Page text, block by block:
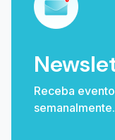
Receba
semanalmente.